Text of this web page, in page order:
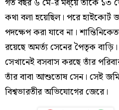
কথা বলা হয়েছিল। পরে
পদক্ষেপ করা যাবে না।
রয়েছে অমর্ত্য সেনের পৈতৃক
সেখানেই বসবাস করছে তাঁর
তাঁর বাবা আশুতোষ সেন। সেই জমি
বিশ্বভারতীর অভিযোগের জেরে।